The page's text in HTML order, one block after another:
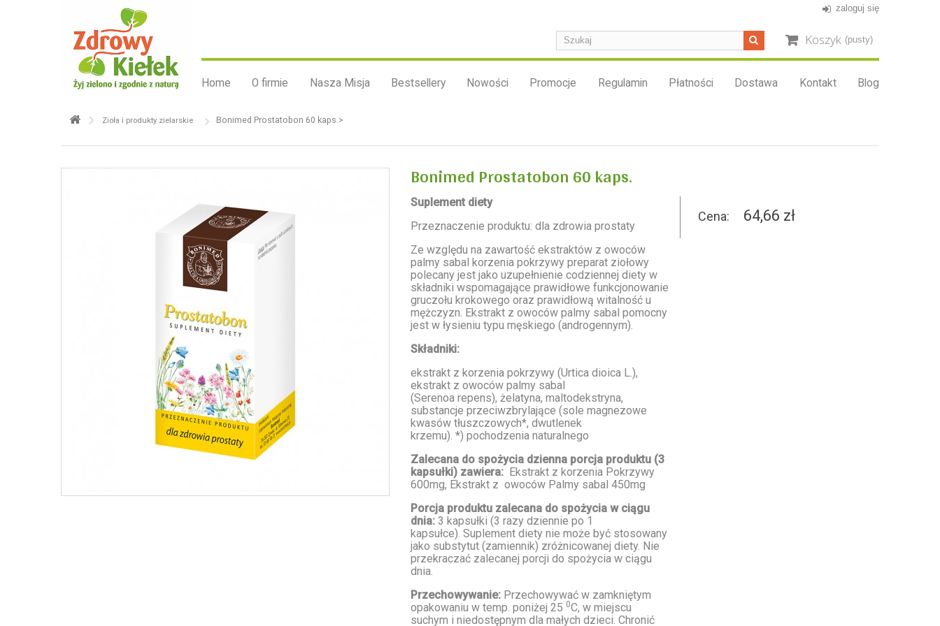
zaloguj się
Koszyk (pusty)
Home O firmie Nasza Misja Bestsellery Nowości Promocje Regulamin Płatności Dostawa Kontakt Blog
Zioła i produkty zielarskie Bonimed Prostatobon 60 kaps.>
Bonimed Prostatobon 60 kaps.
Suplement diety
Przeznaczenie produktu: dla zdrowia prostaty
Ze względu na zawartość ekstraktów z owoców
palmy sabal korzenia pokrzywy preparat ziołowy
polecany jest jako uzupełnienie codziennej diety w
składniki wspomagające prawidłowe funkcjonowanie
gruczołu krokowego oraz prawidłową witalność u
mężczyzn. Ekstrakt z owoców palmy sabal pomocny
jest w łysieniu typu męskiego (androgennym).
Składniki:
ekstrakt z korzenia pokrzywy (Urtica dioica L.),
ekstrakt z owoców palmy sabal
(Serenoa repens), żelatyna, maltodekstryna,
substancje przeciwzbrylające (sole magnezowe
kwasów tłuszczowych*, dwutlenek
krzemu). *) pochodzenia naturalnego
Zalecana do spożycia dzienna porcja produktu (3
kapsułki) zawiera: Ekstrakt z korzenia Pokrzywy
600mg, Ekstrakt z owoców Palmy sabal 450mg
Porcja produktu zalecana do spożycia w ciągu
dnia: 3 kapsułki (3 razy dziennie po 1
kapsułce). Suplement diety nie może być stosowany
jako substytut (zamiennik) zróżnicowanej diety. Nie
przekraczać zalecanej porcji do spożycia w ciągu
dnia.
Przechowywanie: Przechowywać w zamkniętym
opakowaniu w temp. poniżej 25 0C, w miejscu
suchym i niedostępnym dla małych dzieci. Chronić
Cena: 64,66 zł